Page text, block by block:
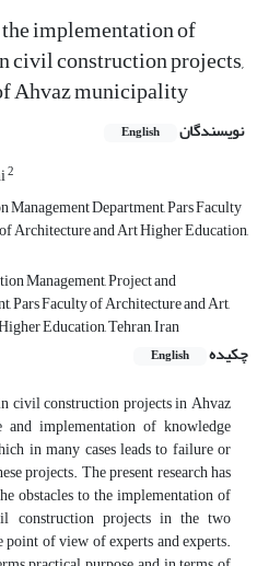
implementation of
civil construction projects,
Ahvaz municipality
نویسندگان English
2
Department, Pars Faculty
Architecture and Art Higher Education,
Management, Project and
Pars Faculty of Architecture and Art,
Education, Tehran, Iran
چکیده
English
civil construction projects in Ahvaz
implementation of knowledge
in many cases leads to failure or
projects. The present research has
obstacles to the implementation of
construction projects in the two
of view of experts and experts.